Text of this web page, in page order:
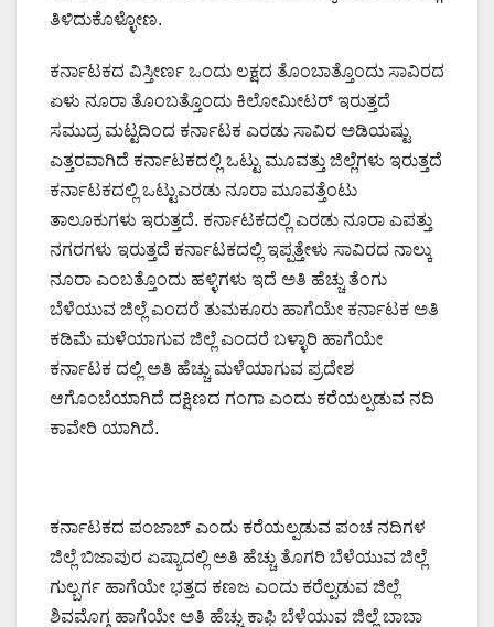
ತಿಳಿದುಕೊಳ್ಳೋಣ.
ಕರ್ನಾಟಕದ ವಿಸ್ತೀರ್ಣ ಒಂದು ಲಕ್ಷದ ತೊಂಬಾತ್ತೊಂದು ಸಾವಿರದ
ಏಳು ನೂರಾ ತೊಂಬತ್ತೊಂದು ಕಿಲೋಮೀಟರ್ ಇರುತ್ತದೆ
ಸಮುದ್ರ ಮಟ್ಟದಿಂದ ಕರ್ನಾಟಕ ಎರಡು ಸಾವಿರ ಅಡಿಯಷ್ಟು
ಎತ್ತರವಾಗಿದೆ ಕರ್ನಾಟಕದಲ್ಲಿ ಒಟ್ಟು ಮೂವತ್ತು ಜಿಲ್ಲೆಗಳು ಇರುತ್ತದೆ
ಕರ್ನಾಟಕದಲ್ಲಿ ಒಟ್ಟುಎರಡು ನೂರಾ ಮೂವತ್ತೆಂಟು
ತಾಲೂಕುಗಳು ಇರುತ್ತದೆ. ಕರ್ನಾಟಕದಲ್ಲಿ ಎರಡು ನೂರಾ ಎಪತ್ತು
ನಗರಗಳು ಇರುತ್ತದೆ ಕರ್ನಾಟಕದಲ್ಲಿ ಇಪ್ಪತ್ತೇಳು ಸಾವಿರದ ನಾಲ್ಕು
ನೂರಾ ಎಂಬತ್ತೊಂದು ಹಳ್ಳಿಗಳು ಇದೆ ಅತಿ ಹೆಚ್ಚು ತೆಂಗು
ಬೆಳೆಯುವ ಜಿಲ್ಲೆ ಎಂದರೆ ತುಮಕೂರು ಹಾಗೆಯೇ ಕರ್ನಾಟಕ ಅತಿ
ಕಡಿಮೆ ಮಳೆಯಾಗುವ ಜಿಲ್ಲೆ ಎಂದರೆ ಬಳ್ಳಾರಿ ಹಾಗೆಯೇ
ಕರ್ನಾಟಕ ದಲ್ಲಿ ಅತಿ ಹೆಚ್ಚು ಮಳೆಯಾಗುವ ಪ್ರದೇಶ
ಆಗೊಂಬೆಯಾಗಿದೆ ದಕ್ಷಿಣದ ಗಂಗಾ ಎಂದು ಕರೆಯಲ್ಪಡುವ ನದಿ
ಕಾವೇರಿ ಯಾಗಿದೆ.
ಕರ್ನಾಟಕದ ಪಂಜಾಬ್ ಎಂದು ಕರೆಯಲ್ಪಡುವ ಪಂಚ ನದಿಗಳ
ಜಿಲ್ಲೆ ಬಿಜಾಪುರ ಏಷ್ಯಾದಲ್ಲಿ ಅತಿ ಹೆಚ್ಚು ತೊಗರಿ ಬೆಳೆಯುವ ಜಿಲ್ಲೆ
ಗುಲ್ಬರ್ಗ ಹಾಗೆಯೇ ಭತ್ತದ ಕಣಜ ಎಂದು ಕರೆಲ್ಪಡುವ ಜಿಲ್ಲೆ
ಶಿವಮೊಗ್ಗ ಹಾಗೆಯೇ ಅತಿ ಹೆಚ್ಚು ಕಾಫಿ ಬೆಳೆಯುವ ಜಿಲ್ಲೆ ಬಾಬಾ